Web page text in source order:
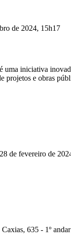
de 2024, 15h17
iniciativa
projetos e obras
de fevereiro de
635 - 1º